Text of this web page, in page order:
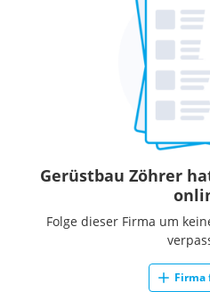
Gerüstbau Zöhrer
Folge dieser Firma um
Firma